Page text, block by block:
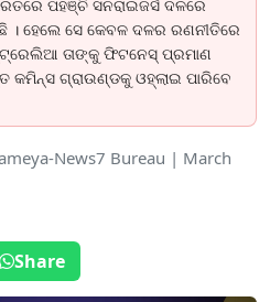
ପହଞ୍ଚି ସନରାଇଜର୍ସ ଦଳରେ
। ହେଲେ ସେ କେବଳ ଦଳର ରଣନୀତିରେ
ତାଙ୍କୁ ଫିଟନେସ୍ ପ୍ରମାଣ
କମିନ୍ସ ଗ୍ରାଉଣ୍ଡକୁ ଓହ୍ଲାଇ ପାରିବେ
News7 Bureau | March
Share